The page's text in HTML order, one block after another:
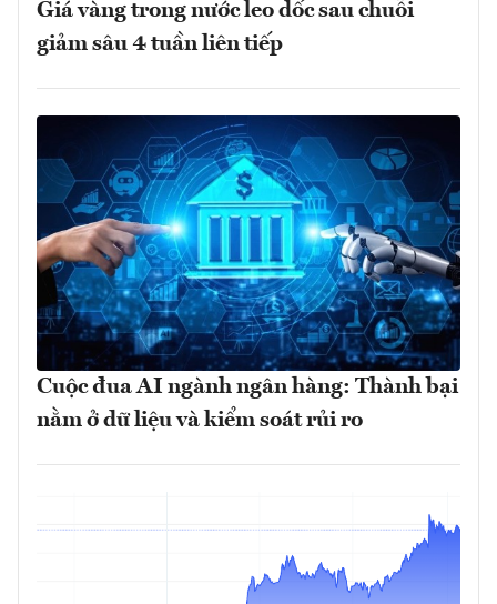
Giá vàng trong nước leo dốc sau chuỗi
giảm sâu 4 tuần liên tiếp
Cuộc đua AI ngành ngân hàng: Thành bại
nằm ở dữ liệu và kiểm soát rủi ro